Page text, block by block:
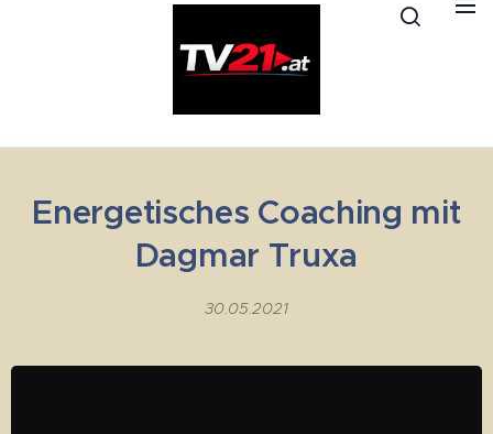
Energetisches Coaching mit
Dagmar Truxa
30.05.2021